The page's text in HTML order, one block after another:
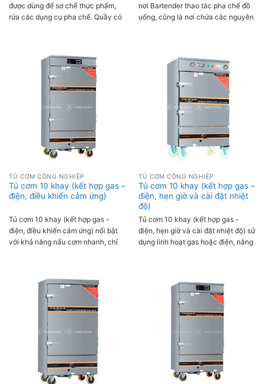
được dùng để sơ chế thực phẩm,
rửa các dụng cụ pha chế. Quầy có
nơi Bartender thao tác pha chế đồ
uống, cũng là nơi chứa các nguyên
TỦ CƠM CÔNG NGHIỆP
Tủ cơm 10 khay (kết hợp gas –
điện, điều khiển cảm ứng)
Tủ cơm 10 khay (kết hợp gas -
điện, điều khiển cảm ứng) nổi bật
với khả năng nấu cơm nhanh, chỉ
mình giúp người dùng linh hoạt và
dễ dàng vận hành trong quá trình
sử dụng. Với năng suất nấu từ 35-
45 kg gạo/mẻ, tủ được sử dụng
rộng rãi tại các trường học, bệnh
viện, nhà hàng, khách sạn,...
TỦ CƠM CÔNG NGHIỆP
Tủ cơm 10 khay (kết hợp gas –
điện, hẹn giờ và cài đặt nhiệt
độ)
Tủ cơm 10 khay (kết hợp gas -
điện, hẹn giờ và cài đặt nhiệt độ) sử
dụng linh hoạt gas hoặc điện, năng
thiết kế hiện đại, thông minh nhờ
chế độ hẹn giờ và cài đặt nhiệt độ
giúp người dùng lựa chọn được chế
độ nấu phù hợp, đảm bảo cơm chín
đều, thơm ngon, không bị cháy